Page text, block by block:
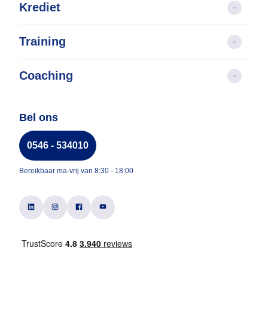
Krediet
Training
Coaching
Bel ons
0546 - 534010
Bereikbaar ma-vrij van 8:30 - 18:00